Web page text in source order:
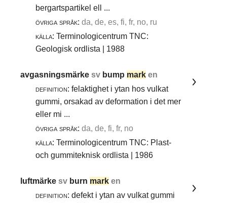
bergartspartikel ell ...
övriga språk: da, de, es, fi, fr, no, ru
källa: Terminologicentrum TNC:
Geologisk ordlista | 1988
avgasningsmärkesv bump mark en
definition: felaktighet i ytan hos vulkat
gummi, orsakad av deformation i det mer
eller mi ...
övriga språk: da, de, fi, fr, no
källa: Terminologicentrum TNC: Plast-
och gummiteknisk ordlista | 1986
luftmärkesv burn mark en
definition: defekt i ytan av vulkat gummi